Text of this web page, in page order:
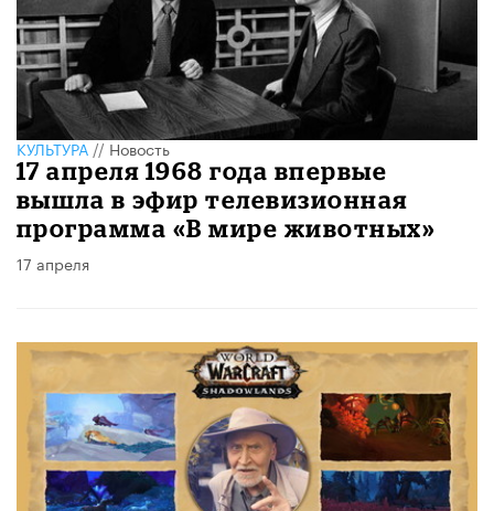
КУЛЬТУРА//Новость
17 апреля 1968 года впервые
вышла в эфир телевизионная
программа «В мире животных»
17 апреля